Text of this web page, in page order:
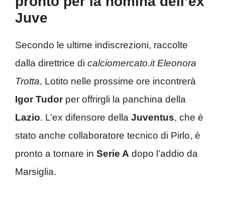
Juve
Secondo le ultime indiscrezioni, raccolte
dalla direttrice di calciomercato.it Eleonora
Trotta, Lotito nelle prossime ore incontrerà
Igor Tudorper offrirgli la panchina della
Lazio. L’ex difensore della Juventus, che è
stato anche collaboratore tecnico di Pirlo, è
pronto a tornare in Serie A dopo l’addio da
Marsiglia.